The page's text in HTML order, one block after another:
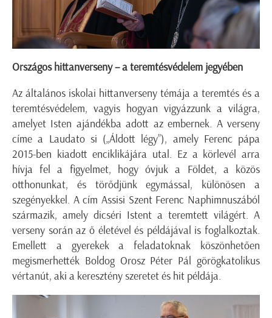
Országos hittanverseny – a teremtésvédelem jegyében
Az általános iskolai hittanverseny témája a teremtés és a
teremtésvédelem, vagyis hogyan vigyázzunk a világra,
amelyet Isten ajándékba adott az embernek. A verseny
címe a Laudato si („Áldott légy”), amely Ferenc pápa
2015-ben kiadott enciklikájára utal. Ez a körlevél arra
hívja fel a figyelmet, hogy óvjuk a Földet, a közös
otthonunkat, és törődjünk egymással, különösen a
szegényekkel. A cím Assisi Szent Ferenc Naphimnuszából
származik, amely dicséri Istent a teremtett világért. A
verseny során az ő életével és példájával is foglalkoztak.
Emellett a gyerekek a feladatoknak köszönhetően
megismerhették Boldog Orosz Péter Pál görögkatolikus
vértanút, aki a keresztény szeretet és hit példája.